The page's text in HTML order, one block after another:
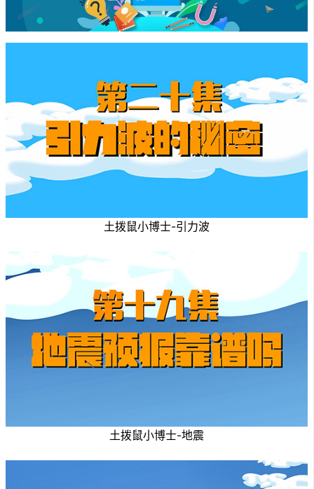
土拨鼠小博士-引力波
土拨鼠小博士-地震